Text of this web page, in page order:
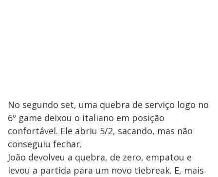
No segundo set, uma quebra de serviço logo no
6º game deixou o italiano em posição
confortável. Ele abriu 5/2, sacando, mas não
conseguiu fechar.
João devolveu a quebra, de zero, empatou e
levou a partida para um novo tiebreak. E, mais